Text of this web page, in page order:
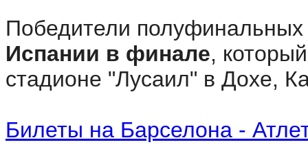
Победители полуфинальных
Испании в финале,
стадионе "Лусаил" в Дохе,
Билеты на Барселона -